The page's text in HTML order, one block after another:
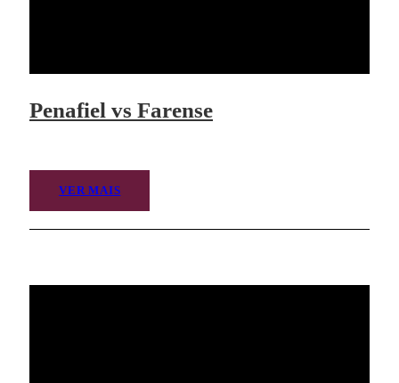
Penafiel vs Farense
VER MAIS